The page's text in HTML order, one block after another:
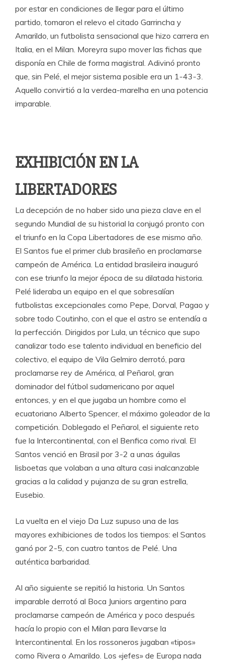
por estar en condiciones de llegar para el último
partido, tomaron el relevo el citado Garrincha y
Amarildo, un futbolista sensacional que hizo carrera en
Italia, en el Milan. Moreyra supo mover las fichas que
disponía en Chile de forma magistral. Adivinó pronto
que, sin Pelé, el mejor sistema posible era un 1-43-3.
Aquello convirtió a la verdea-marelha en una potencia
imparable.
EXHIBICIÓN EN LA
LIBERTADORES
La decepción de no haber sido una pieza clave en el
segundo Mundial de su historial la conjugó pronto con
el triunfo en la Copa Libertadores de ese mismo año.
El Santos fue el primer club brasileño en proclamarse
campeón de América. La entidad brasileira inauguró
con ese triunfo la mejor época de su dilatada historia.
Pelé lideraba un equipo en el que sobresalían
futbolistas excepcionales como Pepe, Dorval, Pagao y
sobre todo Coutinho, con el que el astro se entendía a
la perfección. Dirigidos por Lula, un técnico que supo
canalizar todo ese talento individual en beneficio del
colectivo, el equipo de Vila Gelmiro derrotó, para
proclamarse rey de América, al Peñarol, gran
dominador del fútbol sudamericano por aquel
entonces, y en el que jugaba un hombre como el
ecuatoriano Alberto Spencer, el máximo goleador de la
competición. Doblegado el Peñarol, el siguiente reto
fue la Intercontinental, con el Benfica como rival. El
Santos venció en Brasil por 3-2 a unas águilas
lisboetas que volaban a una altura casi inalcanzable
gracias a la calidad y pujanza de su gran estrella,
Eusebio.
La vuelta en el viejo Da Luz supuso una de las
mayores exhibiciones de todos los tiempos: el Santos
ganó por 2-5, con cuatro tantos de Pelé. Una
auténtica barbaridad.
Al año siguiente se repitió la historia. Un Santos
imparable derrotó al Boca Juniors argentino para
proclamarse campeón de América y poco después
hacía lo propio con el Milan para llevarse la
Intercontinental. En los rossoneros jugaban «tipos»
como Rivera o Amarildo. Los «jefes» de Europa nada